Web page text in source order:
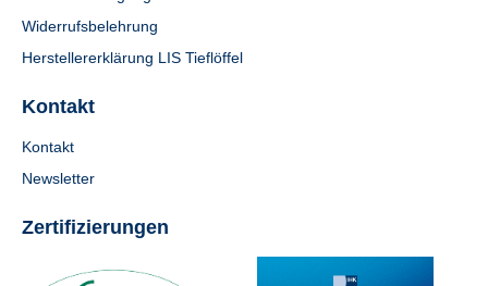
Widerrufsbelehrung
Herstellererklärung LIS Tieflöffel
Kontakt
Kontakt
Newsletter
Zertifizierungen